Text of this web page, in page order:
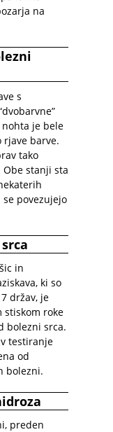
na
s
je bele
rjave barve.
tako
Obe stanji sta
povezujejo
srca
in
ki so
držav, je
stiskom roke
bolezni srca.
testiranje
od
bolezni.
preden